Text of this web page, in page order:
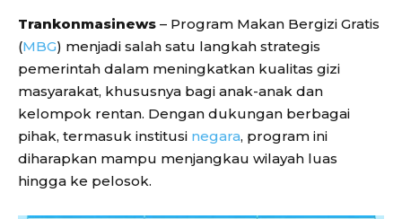
Trankonmasinews – Program Makan Bergizi Gratis
(MBG) menjadi salah satu langkah strategis
pemerintah dalam meningkatkan kualitas gizi
masyarakat, khususnya bagi anak-anak dan
kelompok rentan. Dengan dukungan berbagai
pihak, termasuk institusi negara, program ini
diharapkan mampu menjangkau wilayah luas
hingga ke pelosok.